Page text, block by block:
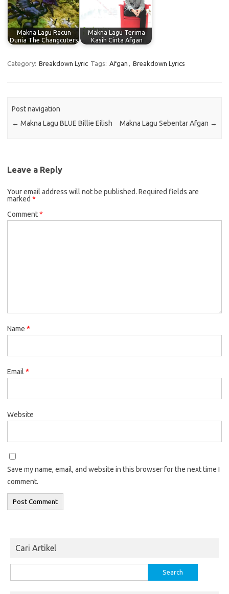
Makna Lagu Racun
Dunia The Changcuters
Makna Lagu Terima
Kasih Cinta Afgan
Category: Breakdown Lyric Tags: Afgan , Breakdown Lyrics
Post navigation
← Makna Lagu BLUE Billie Eilish Makna Lagu Sebentar Afgan →
Leave a Reply
Your email address will not be published. Required fields are
marked *
Comment*
Name *
Email *
Website
Save my name, email, and website in this browser for the next time I
comment.
Cari Artikel
for: